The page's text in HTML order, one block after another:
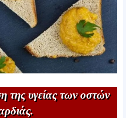
της υγείας των οστών